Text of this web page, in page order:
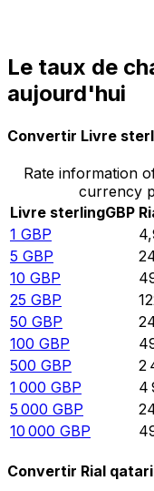
Le taux de
aujourd'hui
Convertir Livre
Rate information
currency
Livre sterlingGBP
1 GBP
5 GBP
10 GBP
25 GBP
50 GBP
100 GBP
500 GBP 2
1 000 GBP 4
5 000 GBP
10 000 GBP
Convertir Rial